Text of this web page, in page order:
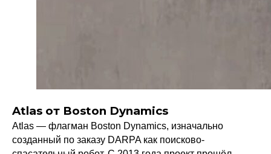
Atlas от Boston Dynamics
Atlas — флагман Boston Dynamics, изначально
созданный по заказу DARPA как поисково-